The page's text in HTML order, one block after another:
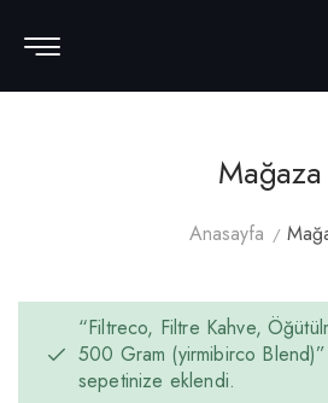
Mağaza
Anasayfa
“Filtreco, Filtre Kahve,
500 Gram (yirmibirco Blend)”
sepetinize eklendi.